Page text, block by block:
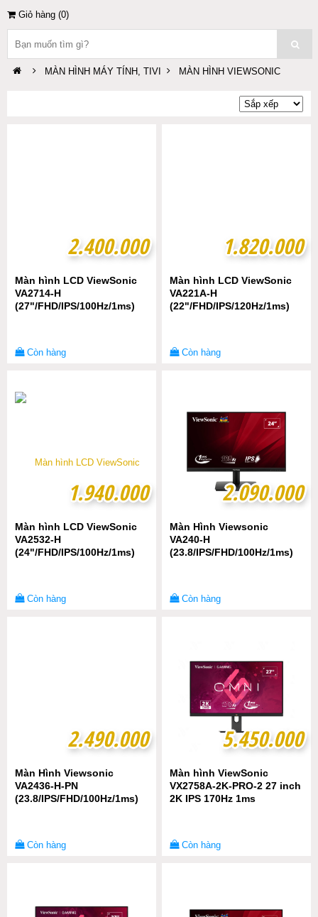
Giỏ hàng (0)
MÀN HÌNH MÁY TÍNH, TIVI MÀN HÌNH VIEWSONIC
2.400.000
2.400.000
Màn hình LCD ViewSonic
VA2714-H
(27"/FHD/IPS/100Hz/1ms)
Còn hàng
1.820.000
1.820.000
Màn hình LCD ViewSonic
VA221A-H
(22"/FHD/IPS/120Hz/1ms)
Còn hàng
1.940.000
1.940.000
Màn hình LCD ViewSonic
VA2532-H
(24"/FHD/IPS/100Hz/1ms)
Còn hàng
2.090.000
2.090.000
Màn Hình Viewsonic
VA240-H
(23.8/IPS/FHD/100Hz/1ms)
Còn hàng
2.490.000
2.490.000
Màn Hình Viewsonic
VA2436-H-PN
(23.8/IPS/FHD/100Hz/1ms)
Còn hàng
5.450.000
5.450.000
Màn hình ViewSonic
VX2758A-2K-PRO-2 27 inch
2K IPS 170Hz 1ms
Còn hàng